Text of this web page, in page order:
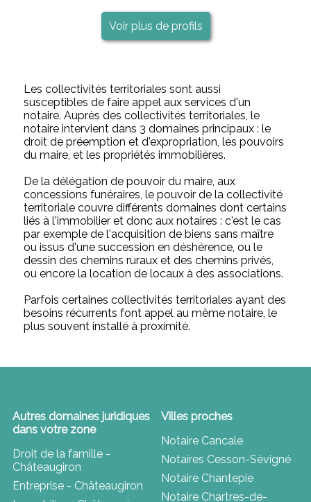
Voir plus de profils
Les collectivités territoriales sont aussi
susceptibles de faire appel aux services d'un
notaire. Auprès des collectivités territoriales, le
notaire intervient dans 3 domaines principaux : le
droit de préemption et d'expropriation, les pouvoirs
du maire, et les propriétés immobilières.
De la délégation de pouvoir du maire, aux
concessions funéraires, le pouvoir de la collectivité
territoriale couvre différents domaines dont certains
liés à l'immobilier et donc aux notaires : c'est le cas
par exemple de l'acquisition de biens sans maître
ou issus d'une succession en déshérence, ou le
dessin des chemins ruraux et des chemins privés,
ou encore la location de locaux à des associations.
Parfois certaines collectivités territoriales ayant des
besoins récurrents font appel au même notaire, le
plus souvent installé à proximité.
Autres domaines juridiques
dans votre zone
Droit de la famille -
Châteaugiron
Entreprise - Châteaugiron
Villes proches
Notaire Cancale
Notaires Cesson-Sévigné
Notaire Chantepie
Notaire Chartres-de-